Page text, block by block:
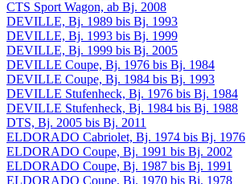
CTS Sport Wagon, ab Bj. 2008
DEVILLE, Bj. 1989 bis Bj. 1993
DEVILLE, Bj. 1993 bis Bj. 1999
DEVILLE, Bj. 1999 bis Bj. 2005
DEVILLE Coupe, Bj. 1976 bis Bj. 1984
DEVILLE Coupe, Bj. 1984 bis Bj. 1993
DEVILLE Stufenheck, Bj. 1976 bis Bj. 1984
DEVILLE Stufenheck, Bj. 1984 bis Bj. 1988
DTS, Bj. 2005 bis Bj. 2011
ELDORADO Cabriolet, Bj. 1974 bis Bj. 1976
ELDORADO Coupe, Bj. 1991 bis Bj. 2002
ELDORADO Coupe, Bj. 1987 bis Bj. 1991
ELDORADO Coupe, Bj. 1970 bis Bj. 1978